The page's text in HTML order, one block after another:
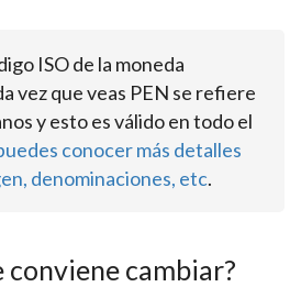
ISO de la moneda
vez que veas PEN se refiere
y esto es válido en todo el
conocer más detalles
denominaciones, etc.
conviene cambiar?